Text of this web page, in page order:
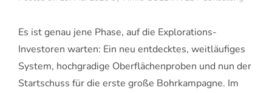
Es ist genau jene Phase, auf die Explorations-
Investoren warten: Ein neu entdecktes, weitläufiges
System, hochgradige Oberflächenproben und nun der
Startschuss für die erste große Bohrkampagne. Im